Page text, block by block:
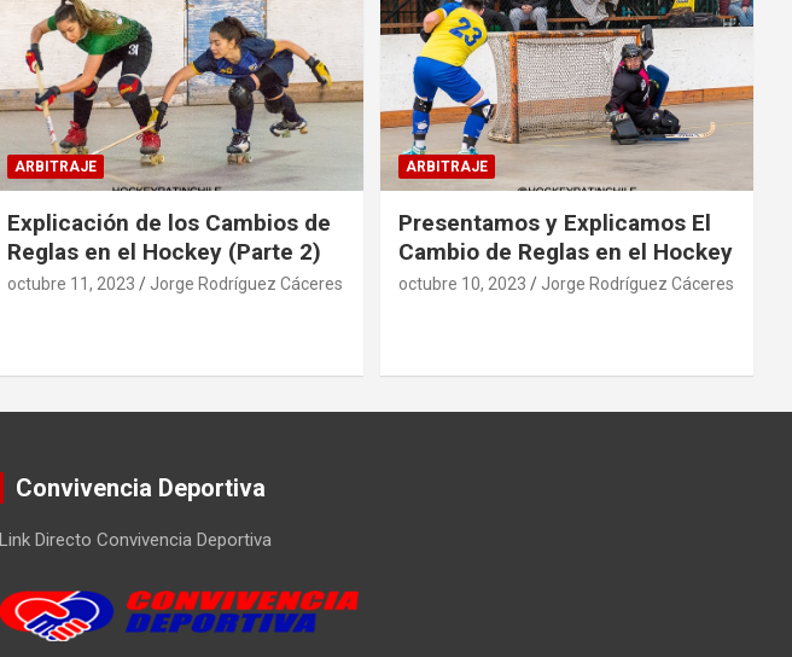
ARBITRAJE
Explicación de los Cambios de
Reglas en el Hockey (Parte 2)
octubre 11, 2023 Jorge Rodríguez Cáceres
ARBITRAJE
Presentamos y Explicamos El
Cambio de Reglas en el Hockey
octubre 10, 2023 Jorge Rodríguez Cáceres
Convivencia Deportiva
Link Directo Convivencia Deportiva